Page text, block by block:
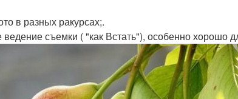
в разных ракурсах;.
съемки ( "как Встать"), особенно хорошо